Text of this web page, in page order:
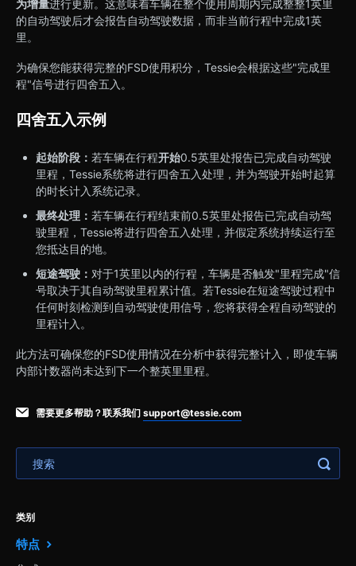
为增量进行更新。这意味着车辆在整个使用周期内完成整整1英里
的自动驾驶后才会报告自动驾驶数据，而非当前行程中完成1英
里。
为确保您能获得完整的FSD使用积分，Tessie会根据这些"完成里
程"信号进行四舍五入。
四舍五入示例
起始阶段： 若车辆在行程开始0.5英里处报告已完成自动驾驶
里程，Tessie系统将进行四舍五入处理，并为驾驶开始时起算
的时长计入系统记录。
最终处理： 若车辆在行程结束前0.5英里处报告已完成自动驾
驶里程，Tessie将进行四舍五入处理，并假定系统持续运行至
您抵达目的地。
短途驾驶： 对于1英里以内的行程，车辆是否触发"里程完成"信
号取决于其自动驾驶里程累计值。若Tessie在短途驾驶过程中
任何时刻检测到自动驾驶使用信号，您将获得全程自动驾驶的
里程计入。
此方法可确保您的FSD使用情况在分析中获得完整计入，即使车辆
内部计数器尚未达到下一个整英里里程。
需要更多帮助？联系我们 support@tessie.com
类别
特点